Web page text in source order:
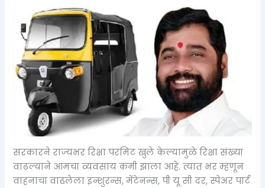
सरकारने राज्यभर रिक्षा परमिट खुले केल्यामुळे रिक्षा संख्या
वाढल्याने आमचा व्यवसाय कमी झाला आहे. त्यात भर म्हणून
वाहनाचा वाढलेला इन्शुरन्स, मेंटेनन्स, पी यू सी दर, स्पेअर पार्ट